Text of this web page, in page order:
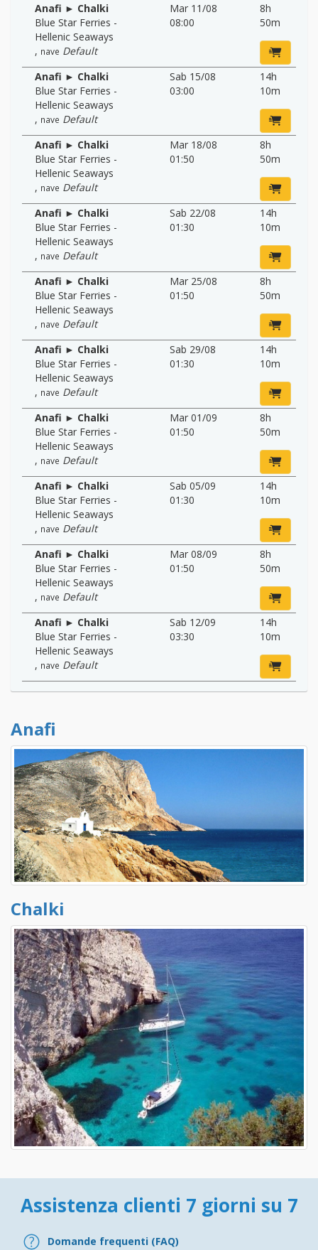
Anafi ► Chalki
Blue Star Ferries -
Hellenic Seaways
, nave Default
Mar 11/08
08:00
8h
50m
Anafi ► Chalki
Blue Star Ferries -
Hellenic Seaways
, nave Default
Sab 15/08
03:00
14h
10m
Anafi ► Chalki
Blue Star Ferries -
Hellenic Seaways
, nave Default
Mar 18/08
01:50
8h
50m
Anafi ► Chalki
Blue Star Ferries -
Hellenic Seaways
, nave Default
Sab 22/08
01:30
14h
10m
Anafi ► Chalki
Blue Star Ferries -
Hellenic Seaways
, nave Default
Mar 25/08
01:50
8h
50m
Anafi ► Chalki
Blue Star Ferries -
Hellenic Seaways
, nave Default
Sab 29/08
01:30
14h
10m
Anafi ► Chalki
Blue Star Ferries -
Hellenic Seaways
, nave Default
Mar 01/09
01:50
8h
50m
Anafi ► Chalki
Blue Star Ferries -
Hellenic Seaways
, nave Default
Sab 05/09
01:30
14h
10m
Anafi ► Chalki
Blue Star Ferries -
Hellenic Seaways
, nave Default
Mar 08/09
01:50
8h
50m
Anafi ► Chalki
Blue Star Ferries -
Hellenic Seaways
, nave Default
Sab 12/09
03:30
14h
10m
Anafi
Chalki
Assistenza clienti 7 giorni su 7
Domande frequenti (FAQ)